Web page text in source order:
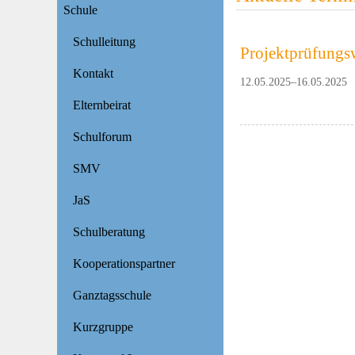
12.05.2025–16.05.2025
Schule
Schulleitung
Kontakt
Elternbeirat
Schulforum
SMV
JaS
Schulberatung
Kooperationspartner
Ganztagsschule
Kurzgruppe